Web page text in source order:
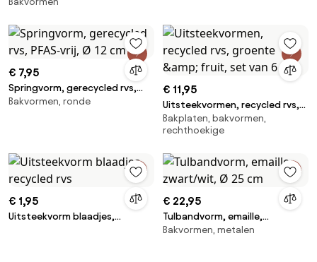
rvs, PFAS-vrij, 15,5 cm x 8,5 cm
€ 7,95
Springvorm, gerecycled rvs,
PFAS-vrij, Ø 12 cm
Bakvormen, ronde
€ 11,95
Uitsteekvormen, recycled rvs,
groente &amp; fruit, set van 6
Bakplaten, bakvormen,
rechthoekige
€ 1,95
Uitsteekvorm blaadjes,
€ 22,95
Tulbandvorm, emaille,
zwart/wit, Ø 25 cm
Bakvormen, metalen